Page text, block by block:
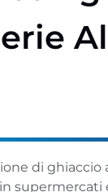
di ghiaccio
supermercati